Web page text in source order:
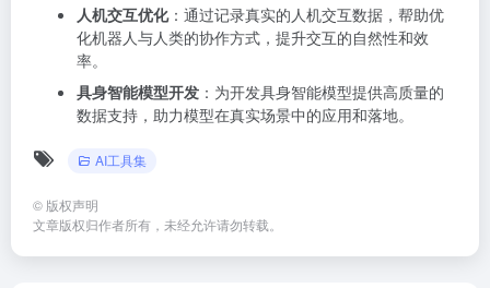
人机交互优化：通过记录真实的人机交互数据，帮助优
化机器人与人类的协作方式，提升交互的自然性和效
率。
具身智能模型开发 ：为开发具身智能模型提供高质量的
数据支持，助力模型在真实场景中的应用和落地。
AI工具集
© 版权声明
文章版权归作者所有，未经允许请勿转载。